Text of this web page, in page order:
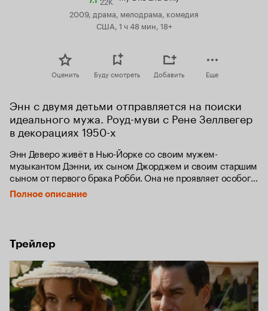
7.1
2009, драма, мелодрама, комедия
США, 1 ч 48 мин, 18+
Оценить Буду смотреть Добавить Еще
Энн с двумя детьми отправляется на поиски
идеального мужа. Роуд-муви с Рене Зеллвегер
в декорациях 1950-х
Энн Деверо живёт в Нью-Йорке со своим мужем-
музыкантом Дэнни, их сыном Джорджем и своим старшим
сыном от первого брака Робби. Она не проявляет особого
интереса к жизни своих детей, и даже не помнит, какие
школы они посещают. Однажды Энн уличает своего мужа
обеспечил ей и её детям безбедную жизнь.
Полное описание
Трейлер